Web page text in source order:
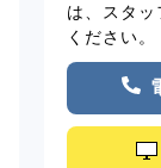
は、スタ
ください。